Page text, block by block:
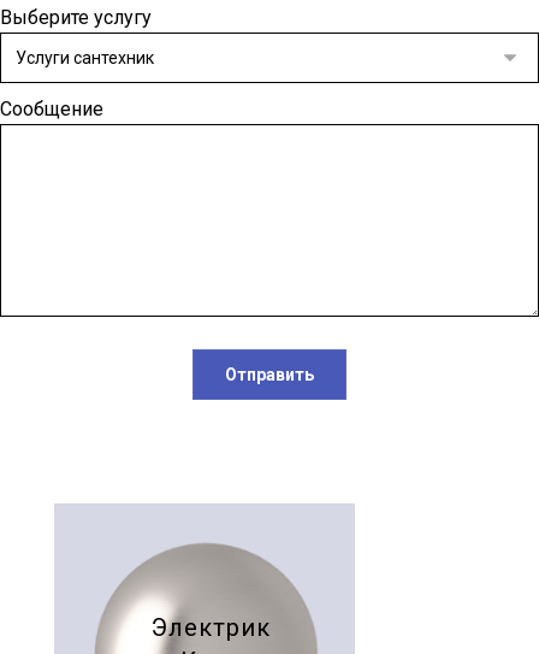
Выберите услугу
Сообщение
Отправить
Электрик